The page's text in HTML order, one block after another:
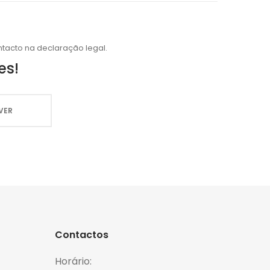
na declaração legal.
Contactos
Horário: